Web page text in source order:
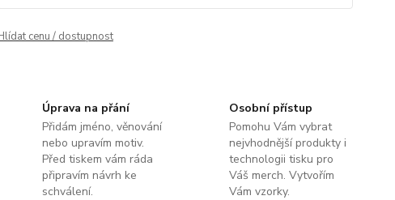
cenu / dostupnost
Úprava na přání
Přidám jméno, věnování
nebo upravím motiv.
Před tiskem vám ráda
připravím návrh ke
schválení.
Osobní přístup
Pomohu Vám vybrat
nejvhodnější produkty i
technologii tisku pro
Váš merch. Vytvořím
Vám vzorky.